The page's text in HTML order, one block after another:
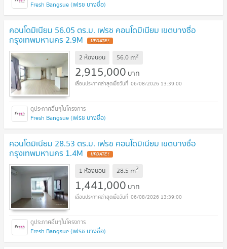
Fresh Bangsue (เฟรช บางซื่อ)
คอนโดมิเนียม 56.05 ตร.ม. เฟรช คอนโดมิเนียม เขตบางซื่อ
กรุงเทพมหานคร 2.9M
2 ห้องนอน 56.0 m2
2,915,000 บาท
06/08/2026 13:39:00
Fresh Bangsue (เฟรช บางซื่อ)
คอนโดมิเนียม 28.53 ตร.ม. เฟรช คอนโดมิเนียม เขตบางซื่อ
กรุงเทพมหานคร 1.4M
1 ห้องนอน 28.5 m2
1,441,000 บาท
06/08/2026 13:39:00
Fresh Bangsue (เฟรช บางซื่อ)